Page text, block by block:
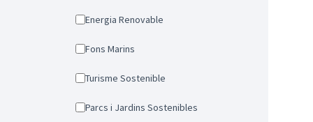
Energia Renovable
Fons Marins
Turisme Sostenible
Parcs i Jardins Sostenibles